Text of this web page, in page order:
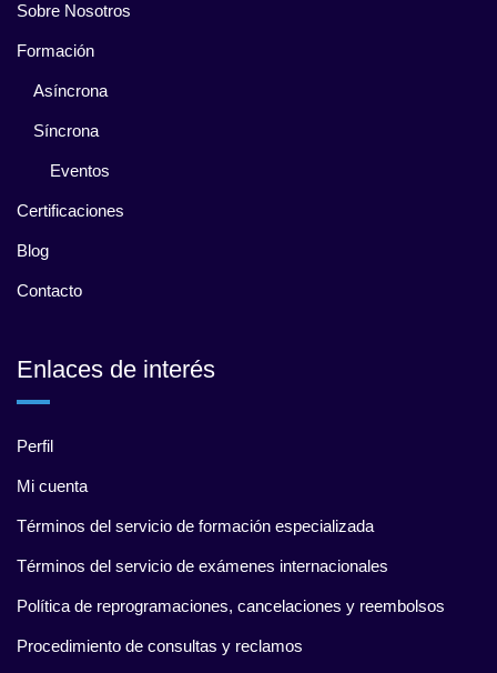
Sobre Nosotros
Formación
Asíncrona
Síncrona
Eventos
Certificaciones
Blog
Contacto
Enlaces de interés
Perfil
Mi cuenta
Términos del servicio de formación especializada
Términos del servicio de exámenes internacionales
Política de reprogramaciones, cancelaciones y reembolsos
Procedimiento de consultas y reclamos